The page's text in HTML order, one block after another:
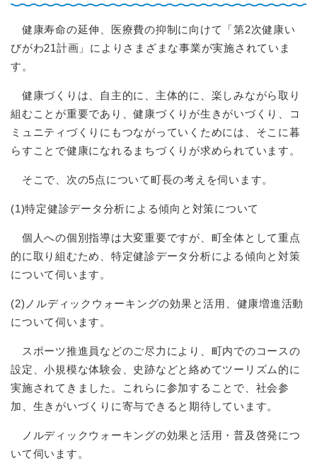
健康寿命の延伸、医療費の抑制に向けて「第2次健康い
びがわ21計画」によりさまざまな事業が実施されていま
す。
健康づくりは、自主的に、主体的に、楽しみながら取り
組むことが重要であり、健康づくりが生きがいづくり、コ
ミュニティづくりにもつながっていくためには、そこに暮
らすことで健康になれるまちづくりが求められています。
そこで、次の5点について町長の考えを伺います。
(1)特定健診データ分析による傾向と対策について
個人への個別指導は大変重要ですが、町全体として重点
的に取り組むため、特定健診データ分析による傾向と対策
について伺います。
(2)ノルディックウォーキングの効果と活用、健康増進活動
について伺います。
スポーツ推進員などのご尽力により、町内でのコースの
設定、小規模な体験会、史跡などと絡めてツーリズム的に
実施されてきました。これらに参加することで、社会参
加、生きがいづくりに寄与できると期待しています。
ノルディックウォーキングの効果と活用・普及啓発につ
いて伺います。